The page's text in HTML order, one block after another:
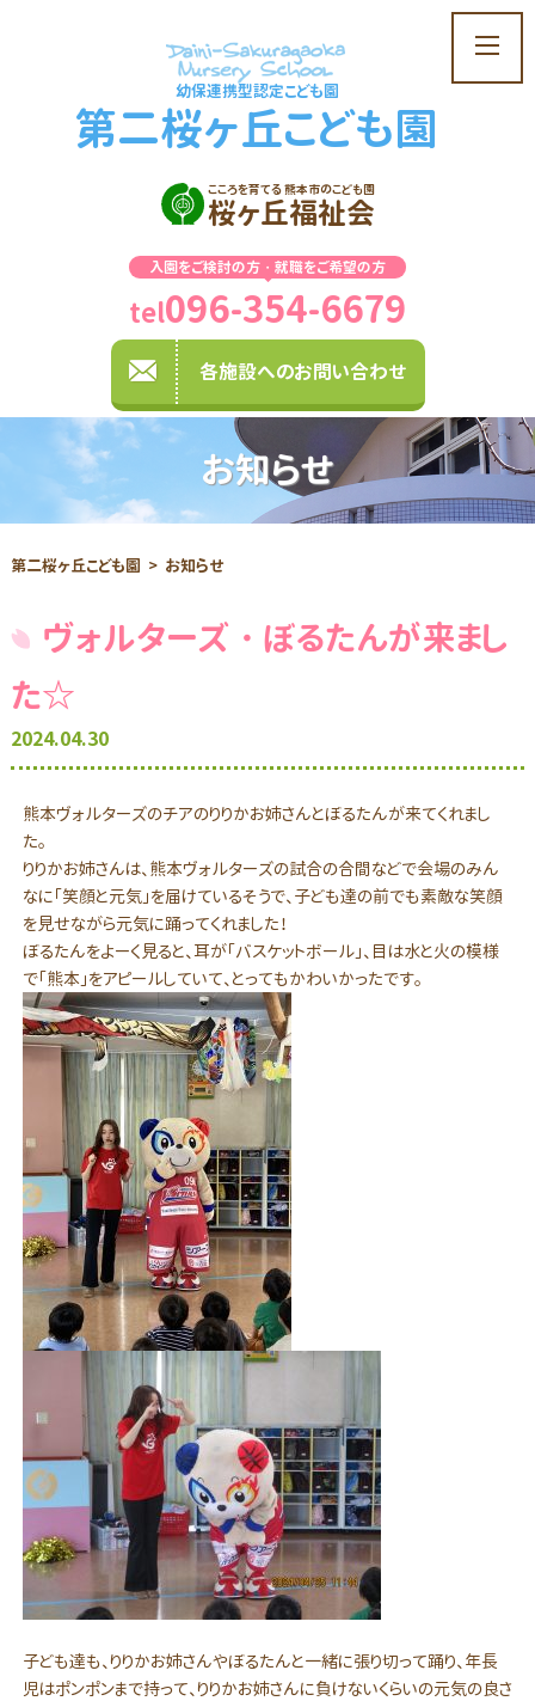
t
o
o
n
幼保連携型認定こども園
第二桜ヶ丘こども園
こころを育てる 熊本市のこども園
桜ヶ丘福祉会
入園をご検討の方・就職をご希望の方
tel096-354-6679
各施設へのお問い合わせ
お知らせ
第二桜ヶ丘こども園 お知らせ
ヴォルターズ・ぼるたんが来まし
た☆
2024.04.30
熊本ヴォルターズのチアのりりかお姉さんとぼるたんが来てくれまし
た。
りりかお姉さんは、熊本ヴォルターズの試合の合間などで会場のみん
なに「笑顔と元気」を届けているそうで、子ども達の前でも素敵な笑顔
を見せながら元気に踊ってくれました！
ぼるたんをよーく見ると、耳が「バスケットボール」、目は水と火の模様
で「熊本」をアピールしていて、とってもかわいかったです。
子ども達も、りりかお姉さんやぼるたんと一緒に張り切って踊り、年長
児はポンポンまで持って、りりかお姉さんに負けないくらいの元気の良さ